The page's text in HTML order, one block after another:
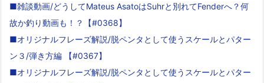
■雑談動画/どうしてMateus AsatoはSuhrと別れてFenderへ？何
故か釣り動画も！？【#0368】
■オリジナルフレーズ解説/脱ペンタとして使うスケールとパター
ン３/弾き方編 【#0367】
■オリジナルフレーズ解説/脱ペンタとして使うスケールとパター